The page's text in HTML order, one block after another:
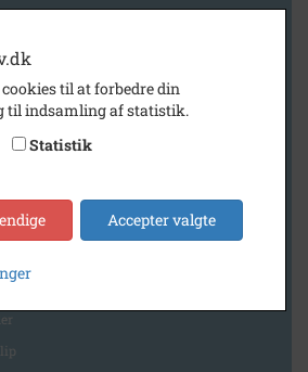
-Tjæreby
til at forbedre din
til indsamling af statistik.
Statistik
Accepter valgte